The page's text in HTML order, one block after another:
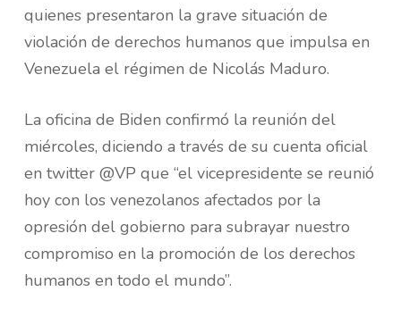
quienes presentaron la grave situación de
violación de derechos humanos que impulsa en
Venezuela el régimen de Nicolás Maduro.
La oficina de Biden confirmó la reunión del
miércoles, diciendo a través de su cuenta oficial
en twitter @VP que “el vicepresidente se reunió
hoy con los venezolanos afectados por la
opresión del gobierno para subrayar nuestro
compromiso en la promoción de los derechos
humanos en todo el mundo”.